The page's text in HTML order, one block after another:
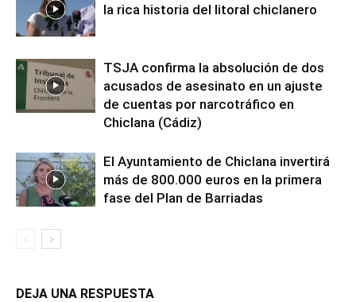
la rica historia del litoral chiclanero
TSJA confirma la absolución de dos
acusados de asesinato en un ajuste
de cuentas por narcotráfico en
Chiclana (Cádiz)
El Ayuntamiento de Chiclana invertirá
más de 800.000 euros en la primera
fase del Plan de Barriadas
DEJA UNA RESPUESTA